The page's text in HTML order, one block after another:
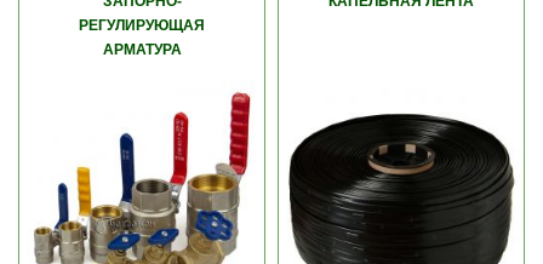
РЕГУЛИРУЮЩАЯ
АРМАТУРА